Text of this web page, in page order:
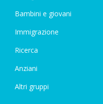
Bambini e giovani
Immigrazione
Ricerca
Anziani
Altri gruppi